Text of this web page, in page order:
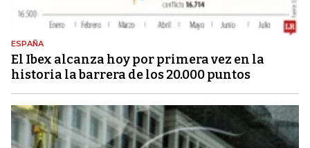
ESPAÑA
El Ibex alcanza hoy por primera vez en la
historia la barrera de los 20.000 puntos